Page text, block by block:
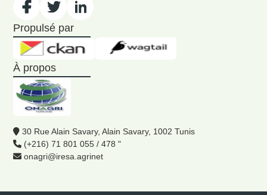
Propulsé par
À propos
30 Rue Alain Savary, Alain Savary, 1002 Tunis
(+216) 71 801 055 / 478 "
onagri@iresa.agrinet